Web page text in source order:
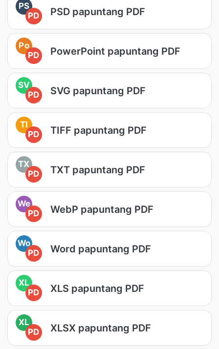
PS
PD
PSD papuntang PDF
Po
PD
PowerPoint papuntang PDF
SV
PD
SVG papuntang PDF
TI
PD
TIFF papuntang PDF
TX
PD
TXT papuntang PDF
We
PD
WebP papuntang PDF
Wo
PD
Word papuntang PDF
XL
PD
XLS papuntang PDF
XL
PD
XLSX papuntang PDF